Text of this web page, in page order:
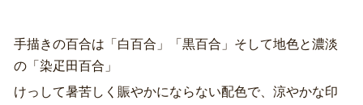
手描きの百合は「白百合」「黒百合」そして地色と濃淡
の「染疋田百合」
けっして暑苦しく賑やかにならない配色で、涼やかな印